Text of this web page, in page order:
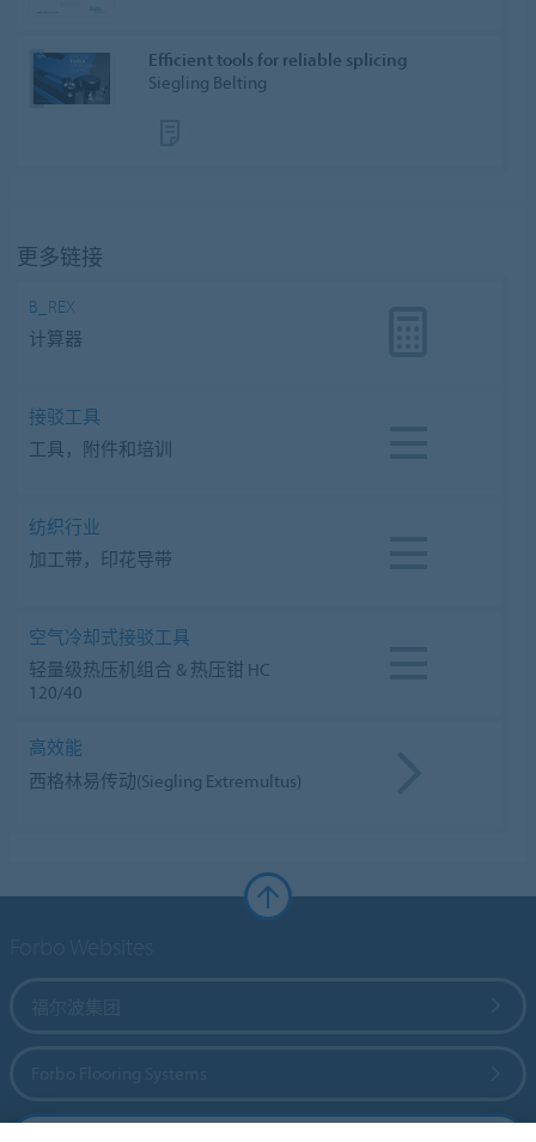
Efficient tools for reliable splicing
Siegling Belting
更多链接
B_REX
计算器
接驳工具
工具，附件和培训
纺织行业
加工带，印花导带
空气冷却式接驳工具
轻量级热压机组合 & 热压钳 HC
120/40
高效能
西格林易传动(Siegling Extremultus)